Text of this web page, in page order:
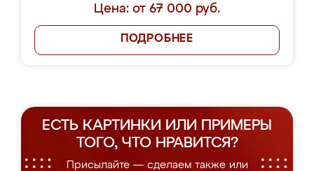
Цена: от 67 000 руб.
ПОДРОБНЕЕ
ЕСТЬ КАРТИНКИ ИЛИ ПРИМЕРЫ
ТОГО, ЧТО НРАВИТСЯ?
Присылайте — сделаем также или